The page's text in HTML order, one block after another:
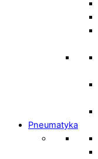
Pneumatyka